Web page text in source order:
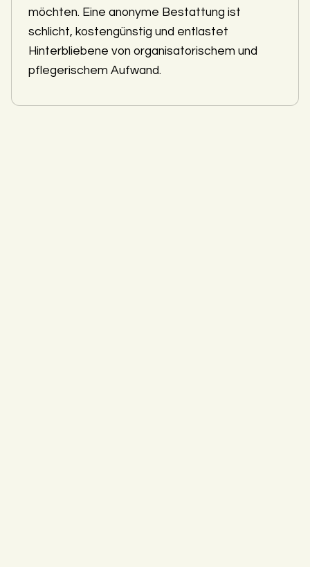
möchten. Eine anonyme Bestattung ist
schlicht, kostengünstig und entlastet
Hinterbliebene von organisatorischem und
pflegerischem Aufwand.